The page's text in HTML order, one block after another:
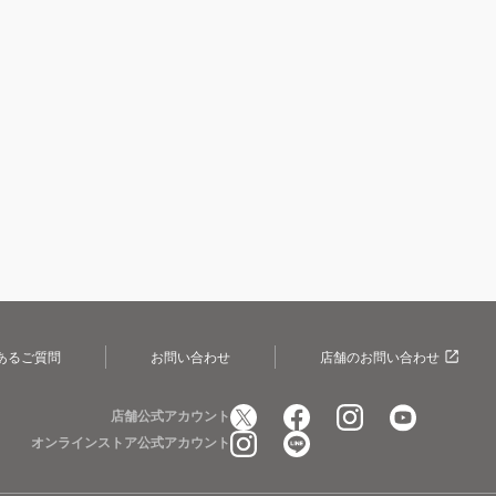
るご質問 お問い合わせ 店舗のお問い合わせ
店舗公式アカウント
オンラインストア公式アカウント